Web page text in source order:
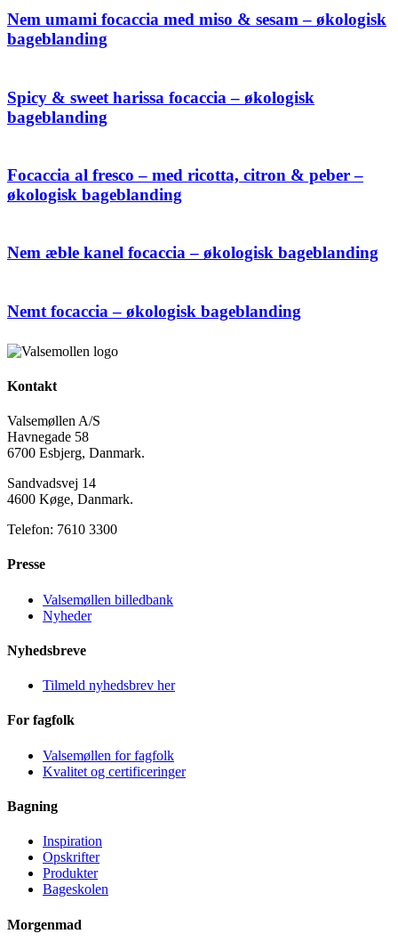
Nem umami focaccia med miso & sesam – økologisk
bageblanding
Spicy & sweet harissa focaccia – økologisk
bageblanding
Focaccia al fresco – med ricotta, citron & peber –
økologisk bageblanding
Nem æble kanel focaccia – økologisk bageblanding
Nemt focaccia – økologisk bageblanding
Kontakt
Valsemøllen A/S
Havnegade 58
6700 Esbjerg, Danmark.
Sandvadsvej 14
4600 Køge, Danmark.
Telefon: 7610 3300
Presse
Valsemøllen billedbank
Nyheder
Nyhedsbreve
Tilmeld nyhedsbrev her
For fagfolk
Valsemøllen for fagfolk
Kvalitet og certificeringer
Bagning
Inspiration
Opskrifter
Produkter
Bageskolen
Morgenmad